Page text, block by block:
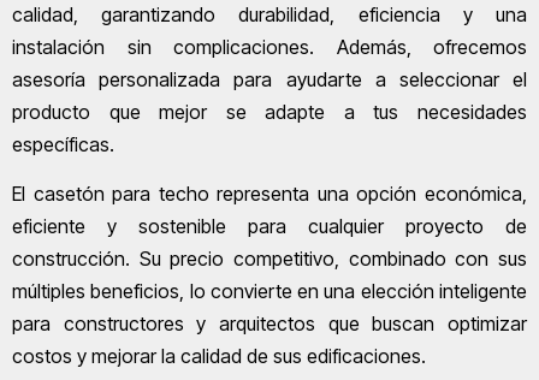
calidad, garantizando durabilidad, eficiencia y una
instalación sin complicaciones. Además, ofrecemos
asesoría personalizada para ayudarte a seleccionar el
producto que mejor se adapte a tus necesidades
específicas.
El casetón para techo representa una opción económica,
eficiente y sostenible para cualquier proyecto de
construcción. Su precio competitivo, combinado con sus
múltiples beneficios, lo convierte en una elección inteligente
para constructores y arquitectos que buscan optimizar
costos y mejorar la calidad de sus edificaciones.